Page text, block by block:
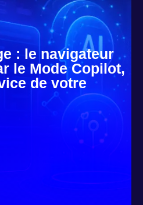
: le navigateur
le Mode Copilot,
de votre